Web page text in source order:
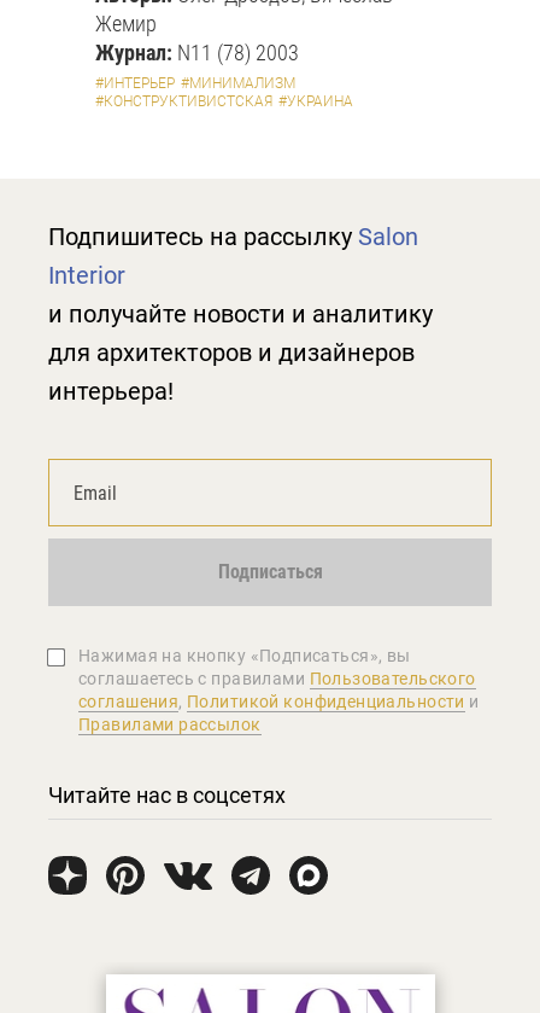
Жемир
Журнал: N11 (78) 2003
#ИНТЕРЬЕР #МИНИМАЛИЗМ
#КОНСТРУКТИВИСТСКАЯ #УКРАИНА
Подпишитесь на рассылку Salon
Interior
и получайте новости и аналитику
для архитекторов и дизайнеров
интерьера!
Подписаться
Нажимая на кнопку «Подписаться», вы
соглашаетеcь с правилами Пользовательского
соглашения, Политикой конфиденциальности и
Правилами рассылок
Читайте нас в соцсетях